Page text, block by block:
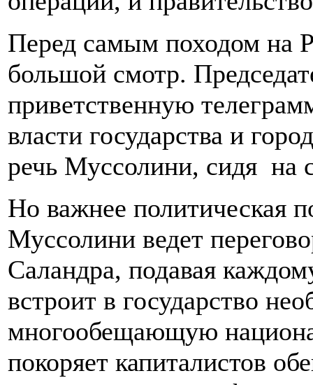
Перед самым походом на
большой смотр.
приветственную
власти государства и
речь Муссолини, сидя на
Но важнее политическая
Муссолини ведет
Саландра, подавая
встроит в государство
многообещающую
покоряет капиталистов